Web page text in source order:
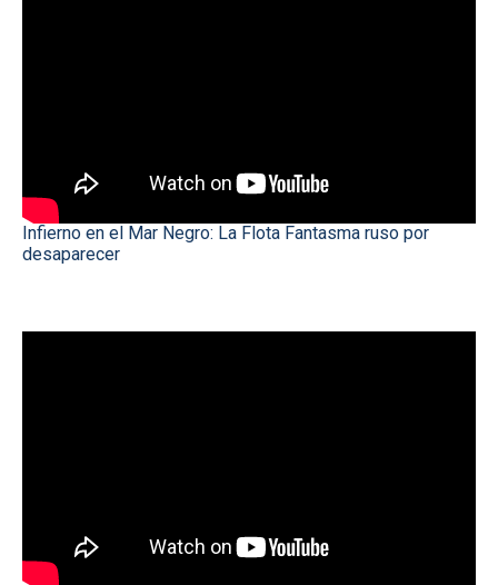
Infierno en el Mar Negro: La Flota Fantasma ruso por
desaparecer